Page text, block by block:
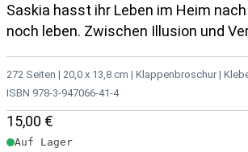
Saskia hasst ihr Leben im Heim
noch leben. Zwischen Illusion und
272 Seiten | 20,0 x 13,8 cm | Klappenbroschur |
ISBN 978-3-947066-41-4
15,00 €
Auf Lager